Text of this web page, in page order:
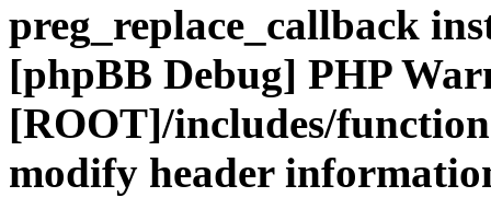
preg_replace_callback
[phpBB Debug] PHP
[ROOT]/includes/
modify header